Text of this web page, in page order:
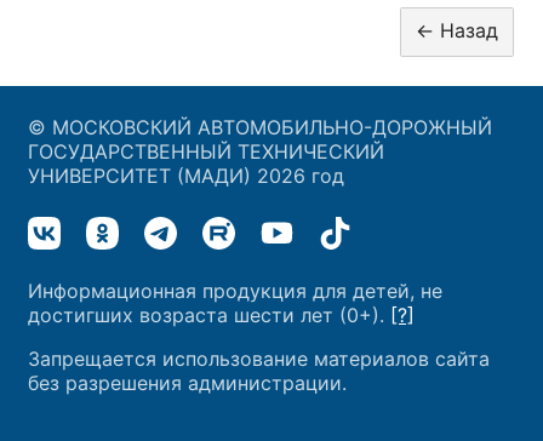
© МОСКОВСКИЙ АВТОМОБИЛЬНО-ДОРОЖНЫЙ
ГОСУДАРСТВЕННЫЙ ТЕХНИЧЕСКИЙ
УНИВЕРСИТЕТ (МАДИ) 2026 год
Информационная продукция для детей, не
достигших возраста шести лет (0+). [?]
Запрещается использование материалов сайта
без разрешения администрации.